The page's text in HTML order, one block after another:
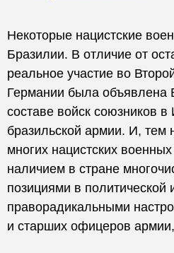
Некоторые нацистские
Бразилии. В отличие от
реальное участие во
Германии была объявлена
составе войск союзников
бразильской армии. И,
многих нацистских
наличием в стране
позициями в политической
праворадикальными
и старших офицеров